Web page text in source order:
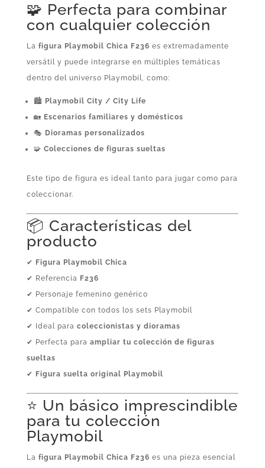
🧩 Perfecta para combinar
con cualquier colección
La figura Playmobil Chica F236 es extremadamente
versátil y puede integrarse en múltiples temáticas
dentro del universo Playmobil, como:
🏙️ Playmobil City / City Life
🏡 Escenarios familiares y domésticos
🎭 Dioramas personalizados
🧩 Colecciones de figuras sueltas
Este tipo de figura es ideal tanto para jugar como para
coleccionar.
📦 Características del
producto
✔ Figura Playmobil Chica
✔ Referencia F236
✔ Personaje femenino genérico
✔ Compatible con todos los sets Playmobil
✔ Ideal para coleccionistas y dioramas
✔ Perfecta para ampliar tu colección de figuras
sueltas
✔ Figura suelta original Playmobil
⭐ Un básico imprescindible
para tu colección
Playmobil
La figura Playmobil Chica F236 es una pieza esencial